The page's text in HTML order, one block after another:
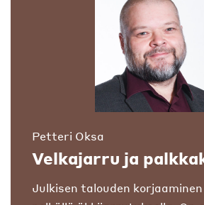
Petteri Oksa
Velkajarru ja
Julkisen talouden